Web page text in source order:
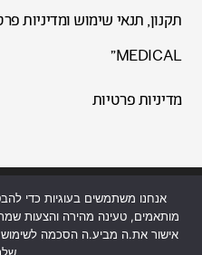
MEDICAL”
מדיניות פרטיות
עיצוב ופיתוח ע"י SEO GUIDE בנייה וקידום אתרים
כל הזכויות שמורות לד"ר
אנחנו משתמשים בעוגיות כדי
מותאמים, טעינה מהירה והצעות
אישור את.ה מביע.ה הסכמה לשימוש